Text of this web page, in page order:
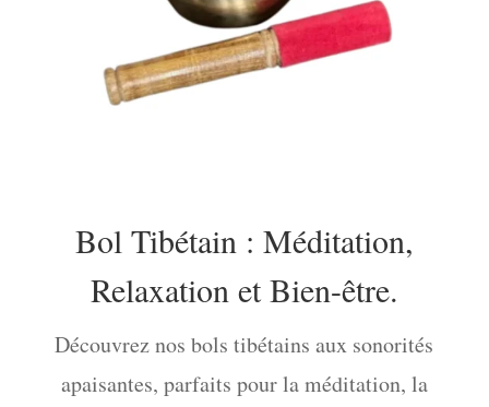
Bol Tibétain : Méditation,
Relaxation et Bien-être.
Découvrez nos bols tibétains aux sonorités
apaisantes, parfaits pour la méditation, la